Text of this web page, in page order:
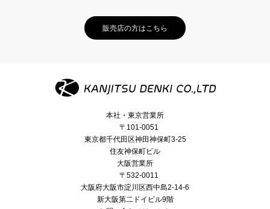
販売店の方はこちら
本社・東京営業所
〒101-0051
東京都千代田区神田神保町3-25
住友神保町ビル
大阪営業所
〒532-0011
大阪府大阪市淀川区西中島2-14-6
新大阪第二ドイビル9階